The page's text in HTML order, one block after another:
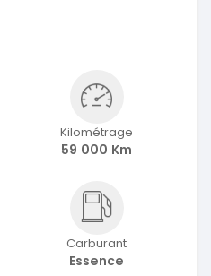
Kilométrage
59 000 Km
Carburant
Essence